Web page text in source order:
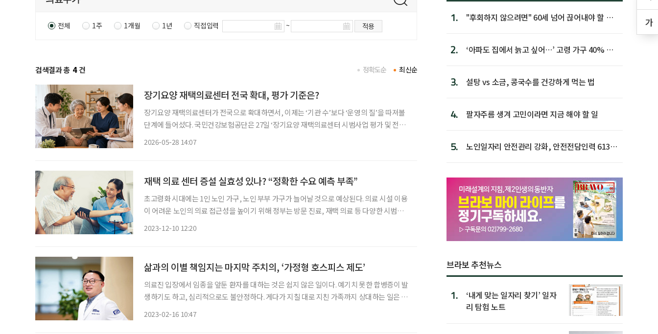
가
전체 1주 1개월 1년 직접입력 ~ 적용
검색결과 총 4 건 최신순
정확도순
장기요양 재택의료센터 전국 확대, 평가 기준은?
장기요양 재택의료센터가 전국으로 확대하면서, 이제는 ‘기관 수’보다 ‘운영의 질’을 따져볼
단계에 들어섰다. 국민건강보험공단은 27일 ‘장기요양 재택의료센터 시범사업 평가 및 전달
2026-05-28 14:07
재택 의료 센터 증설 실효성 있나? “정확한 수요 예측 부족”
초고령화 시대에는 1인 노인 가구, 노인 부부 가구가 늘어날 것으로 예상된다. 의료 시설 이용
이 어려운 노인의 의료 접근성을 높이기 위해 정부는 방문 진료, 재택 의료 등 다양한 시범사
2023-12-10 12:20
삶과의 이별 책임지는 마지막 주치의, ‘가정형 호스피스 제도’
의료진 입장에서 임종을 앞둔 환자를 대하는 것은 쉽지 않은 일이다. 예기치 못한 합병증이 발
생하기도 하고, 심리적으로도 불안정하다. 게다가 지칠 대로 지친 가족까지 상대하는 일은 살
2023-02-16 10:47
1.
"후회하지 않으려면" 60세 넘어 끊어내야 할 사
2.
‘아파도 집에서 늙고 싶어…’ 고령 가구 40% 노
3. 설탕 vs 소금, 콩국수를 건강하게 먹는 법
4. 팔자주름 생겨 고민이라면 지금 해야 할 일
5.
노인일자리 안전관리 강화, 안전전담인력 613명
브라보 추천뉴스
1.
‘내게 맞는 일자리 찾기’ 일자
리 탐험 노트